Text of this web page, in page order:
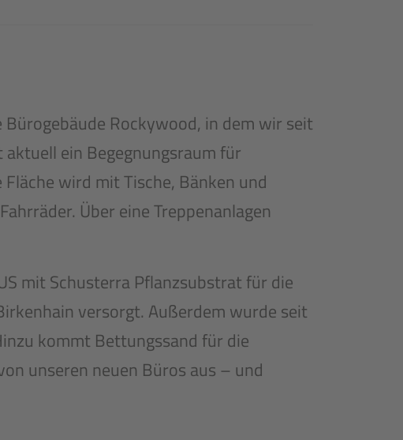
Rockywood, in dem wir seit
ein Begegnungsraum für
wird mit Tische, Bänken und
Über eine Treppenanlagen
mit Schusterra Pflanzsubstrat für die
versorgt. Außerdem wurde seit
kommt Bettungssand für die
unseren neuen Büros aus – und